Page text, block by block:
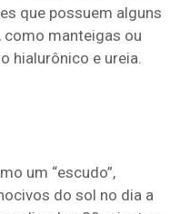
que possuem alguns
como manteigas ou
hialurônico e ureia.
um “escudo”,
do sol no dia a